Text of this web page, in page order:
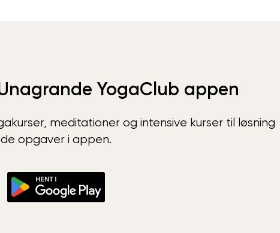
YogaClub appen
meditationer og intensive kurser til løsning
opgaver i appen.